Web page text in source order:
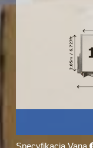
Specyfikacja Vana